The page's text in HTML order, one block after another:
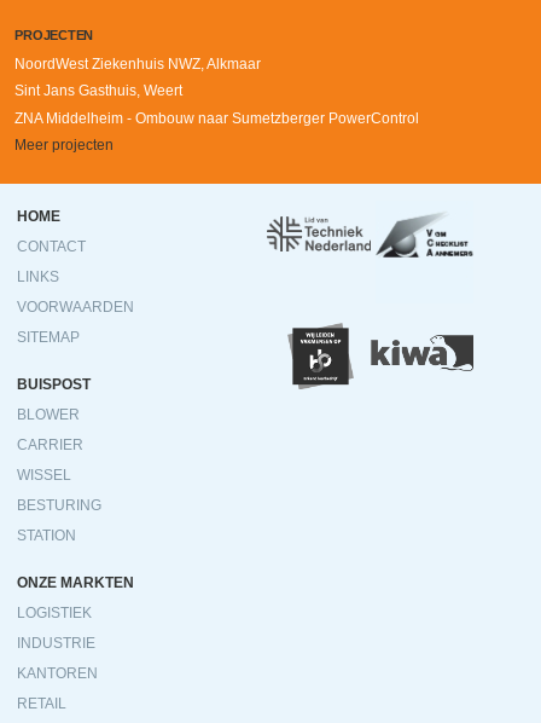
PROJECTEN
NoordWest Ziekenhuis NWZ, Alkmaar
Sint Jans Gasthuis, Weert
ZNA Middelheim - Ombouw naar Sumetzberger PowerControl
Meer projecten
Ondermenu
HOME
CONTACT
LINKS
VOORWAARDEN
SITEMAP
BUISPOST
BLOWER
CARRIER
WISSEL
BESTURING
STATION
ONZE MARKTEN
LOGISTIEK
INDUSTRIE
KANTOREN
RETAIL